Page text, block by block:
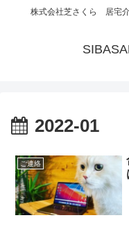
株式会社芝さくら 居宅
2022-01
ご連絡